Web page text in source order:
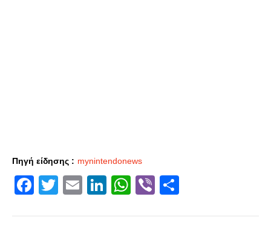
Πηγή είδησης : mynintendonews
Facebook
Twitter
EmailLinkedIn
WhatsApp
Viber